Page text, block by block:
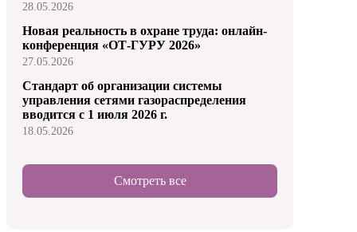
28.05.2026
Новая реальность в охране труда: онлайн-
конференция «ОТ-ГУРУ 2026»
27.05.2026
Стандарт об организации системы
управления сетями газораспределения
вводится с 1 июля 2026 г.
18.05.2026
Смотреть все